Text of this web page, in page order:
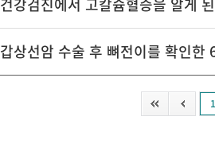
건강검진에서 고칼슘혈증을 알게
갑상선암 수술 후 뼈전이를 확인한
1